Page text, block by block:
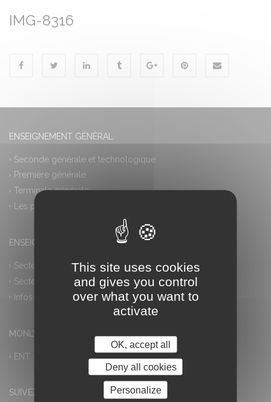
IMG-8316
ENSEIGNEMENT GÉNÉRAL
Seconde générale et technologique
Première générale
Terminale générale
Les plus
ENSEIGNEMENT PROFESSIONNEL
Secteur industriel
Secteur tertiaire
Infos pratiques
MONLYCEE.NET (ENT) – PRONOTE
ENT – Accès à PRONOTE
SUIVEZ-NOUS
This site uses cookies
and gives you control
over what you want to
activate
OK, accept all
Deny all cookies
Personalize